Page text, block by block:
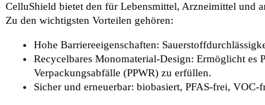
CelluShield bietet den für Lebensmittel, Arzneimittel und
Zu den wichtigsten Vorteilen gehören:
Hohe Barriereeigenschaften:
Recycelbares Monomaterial-Design: Ermöglicht es
Verpackungsabfälle (PPWR) zu erfüllen.
Sicher und erneuerbar: biobasiert, PFAS-frei,